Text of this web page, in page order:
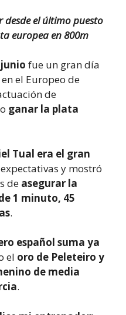
el último puesto
europea en 800m
fue un gran día
el Europeo de
de
ganar la plata
Tual era el gran
y mostró
de asegurar la
1 minuto, 45
.
español suma ya
el oro de Peleteiro y
de media
.